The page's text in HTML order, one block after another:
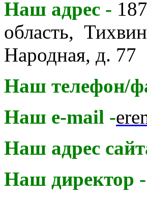
Наш адрес -
область,
Народная, д. 77
Наш телефон/
Наш e-mail -
Наш адрес
Наш директор -